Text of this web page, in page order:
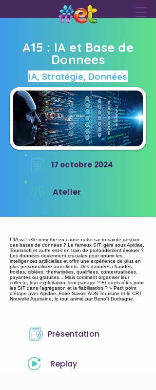
A15 : IA et Base de
Donnees
IA, Stratégie, Données
17 octobre 2024
Atelier
L'IA va-t-elle remettre en cause notre sacro-sainte gestion
des bases de données ? Le fameux SIT, géré sous Apidae,
Tourinsoft et autre est-il en train de profondément évoluer ?
Les données deviennent cruciales pour nourrir les
intelligences artificielles et offrir une expérience de plus en
plus personnalisée aux clients. Des données chaudes,
froides, ciblées, thématisées, qualifiées, contextualisées,
payantes ou gratuites... Mais comment organiser leur
collecte, leur exploitation, leur partage ? Et quels rôles pour
les SIT dans l'agrégation et la fiabilisation ? » Petit point
d'étape avec Apidae, Faire Savoir, ADN Tourisme et le CRT
Nouvelle Aquitaine, le tout animé par Benoît Dudragne.
Présentation
Replay